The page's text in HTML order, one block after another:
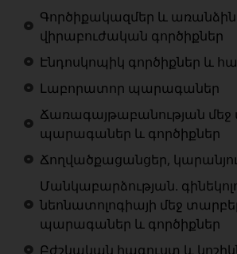
Գործիքակազմեր և առանձին
վիրաբուժական գործիքներ
Էնդոսկոպիկ գործիքներ և
Լաբորատոր պարագաներ
Ճառագայթաբանության
պարագաներ և գործիքներ
Ճողվածքացանցեր,
Մանկաբարձության.
նեոնատոլոգիայի մեջ
պարագաներ և գործիքներ
Բժշկական հագուստ և